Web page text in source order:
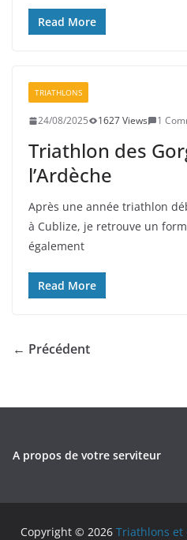
Read More
TRIATHLONS
24/08/2025 1627 Views 1
Triathlon des
l’Ardèche
Après une année triathlon
à Cublize, je retrouve un
également
Read More
← Précédent
A propos de votre serviteur
Copyright © 2026 Triathlons et